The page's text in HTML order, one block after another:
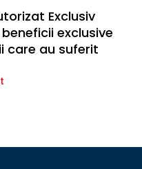
Exclusiv
exclusive
care au suferit